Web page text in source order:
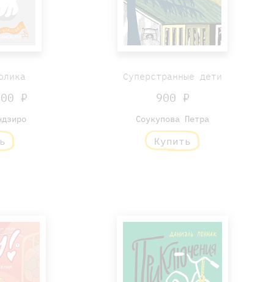
₽
Суперстранные дети
900 ₽
Соукупова Петра
Купить